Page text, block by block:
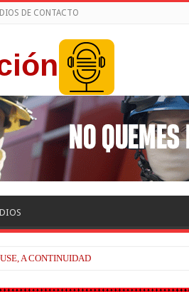
DE CONTACTO
A CONTINUIDAD